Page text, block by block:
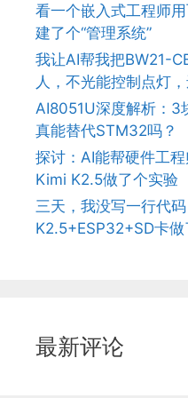
看一个嵌入式工程师
建了个“管理系统”
我让AI帮我把BW21-
人，不光能控制点灯
AI8051U深度解析：3
真能替代STM32吗？
探讨：AI能帮硬件工
Kimi K2.5做了个实验
三天，我没写一行代
K2.5+ESP32+SD卡
最新评论